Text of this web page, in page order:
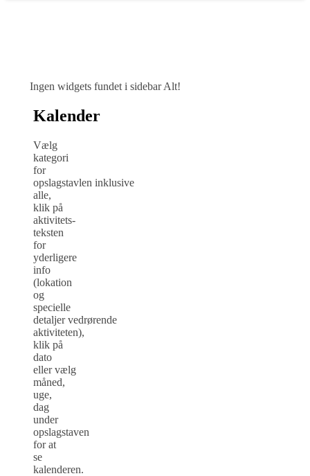
Ingen widgets fundet i sidebar Alt!
Kalender
Vælg
kategori
for
opslagstavlen inklusive
alle,
klik på
aktivitets-
teksten
for
yderligere
info
(lokation
og
specielle
detaljer vedrørende
aktiviteten),
klik på
dato
eller vælg
måned,
uge,
dag
under
opslagstaven
for at
se
kalenderen.